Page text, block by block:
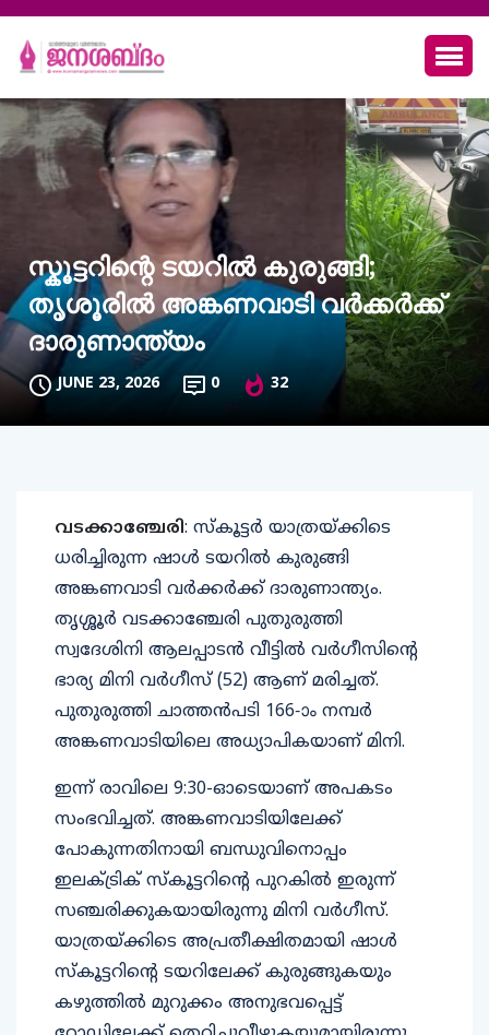
സ്കൂട്ടറിന്റെ ടയറിൽ കുരുങ്ങി;
തൃശൂരിൽ അങ്കണവാടി വർക്കർക്ക്
ദാരുണാന്ത്യം
JUNE 23, 2026 0 32
വടക്കാഞ്ചേരി: സ്കൂട്ടർ യാത്രയ്ക്കിടെ
ധരിച്ചിരുന്ന ഷാൾ ടയറിൽ കുരുങ്ങി
അങ്കണവാടി വർക്കർക്ക് ദാരുണാന്ത്യം.
തൃശ്ശൂർ വടക്കാഞ്ചേരി പുതുരുത്തി
സ്വദേശിനി ആലപ്പാടൻ വീട്ടിൽ വർഗീസിന്റെ
ഭാര്യ മിനി വർഗീസ് (52) ആണ് മരിച്ചത്.
പുതുരുത്തി ചാത്തൻപടി 166-ാം നമ്പർ
അങ്കണവാടിയിലെ അധ്യാപികയാണ് മിനി.
ഇന്ന് രാവിലെ 9:30-ഓടെയാണ് അപകടം
സംഭവിച്ചത്. അങ്കണവാടിയിലേക്ക്
പോകുന്നതിനായി ബന്ധുവിനൊപ്പം
ഇലക്ട്രിക് സ്കൂട്ടറിന്റെ പുറകിൽ ഇരുന്ന്
സഞ്ചരിക്കുകയായിരുന്നു മിനി വർഗീസ്.
യാത്രയ്ക്കിടെ അപ്രതീക്ഷിതമായി ഷാൾ
സ്കൂട്ടറിന്റെ ടയറിലേക്ക് കുരുങ്ങുകയും
കഴുത്തിൽ മുറുക്കം അനുഭവപ്പെട്ട്